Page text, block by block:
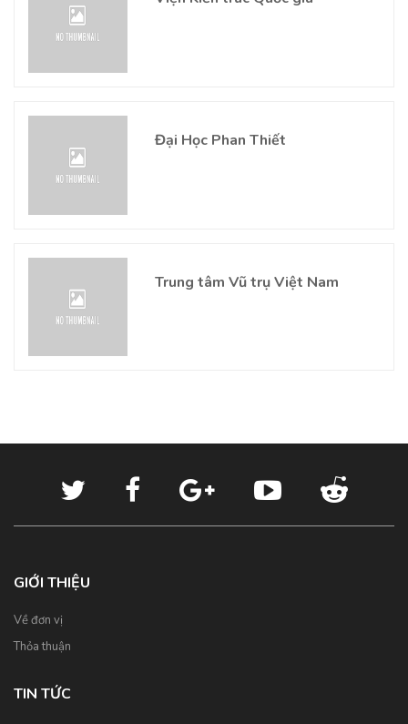
Đại Học Phan Thiết
Trung tâm Vũ trụ Việt Nam
GIỚI THIỆU
Về đơn vị
Thỏa thuận
TIN TỨC